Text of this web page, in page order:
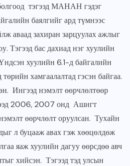
тэгээд МАНАН гэдэг
баялгийг ард түмнээс
аваад захиран зарцуулах ажлыг
Тэгээд бас дахиад нэг хуулийн
хуулийн 6.1-д байгалийн
хамгаалалтад гэсэн байгаа.
Ингээд нэмэлт өөрчлөлтөөр
2006, 2007 онд Ашигт
өөрчлөлт оруулсан. Тухайн
л буцааж авах гэж хөөцөлдөж
яаж хуулийн дагуу өөрсдөө авч
хийсэн. Тэгээд тэд улсын